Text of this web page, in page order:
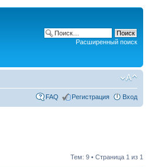
Расширенный поиск
FAQ Регистрация Вход
Тем: 9 • Страница 1 из 1